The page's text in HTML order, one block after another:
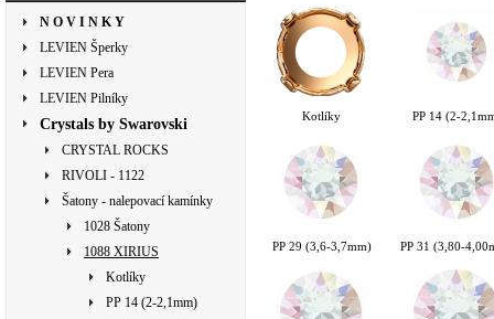
N O V I N K Y
LEVIEN Šperky
LEVIEN Pera
LEVIEN Pilníky
Crystals by Swarovski
CRYSTAL ROCKS
RIVOLI - 1122
Šatony - nalepovací kamínky
1028 Šatony
1088 XIRIUS
Kotlíky
PP 14 (2-2,1mm)
Kotlíky PP 14 (2-
PP 29 (3,6-3,7mm) PP 31 (3,80-